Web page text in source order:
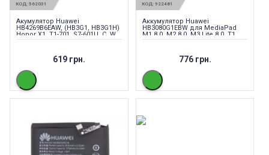
КОД: 562031
Акумулятор Huawei
HB4269B6EAW, (HB3G1, HB3G1H)
Honor X1, T1-701, S7-601U, C, W,
S7-301W, U, S7-931 4100mAh
619 грн.
КОД: 922481
Аккумулятор Huawei
HB3080G1EBW для MediaPad
M1 8.0, M2 8.0, M3 Lite 8.0, T1
8.0, T1 10, T2 8 Pro, T3 8.0, T3 10,
776 грн.